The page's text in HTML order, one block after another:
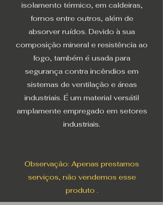
isolamento térmico, em caldeiras,
fornos entre outros, além de
absorver ruídos. Devido à sua
composição mineral e resistência ao
fogo, também é usada para
segurança contra incêndios em
sistemas de ventilação e áreas
industriais. É um material versátil
amplamente empregado em setores
industriais.
Observação: Apenas prestamos
serviços, não vendemos esse
produto .